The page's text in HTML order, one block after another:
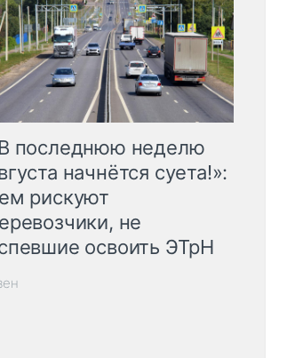
последнюю неделю
начнётся суета!»:
рискуют
не
освоить ЭТрН